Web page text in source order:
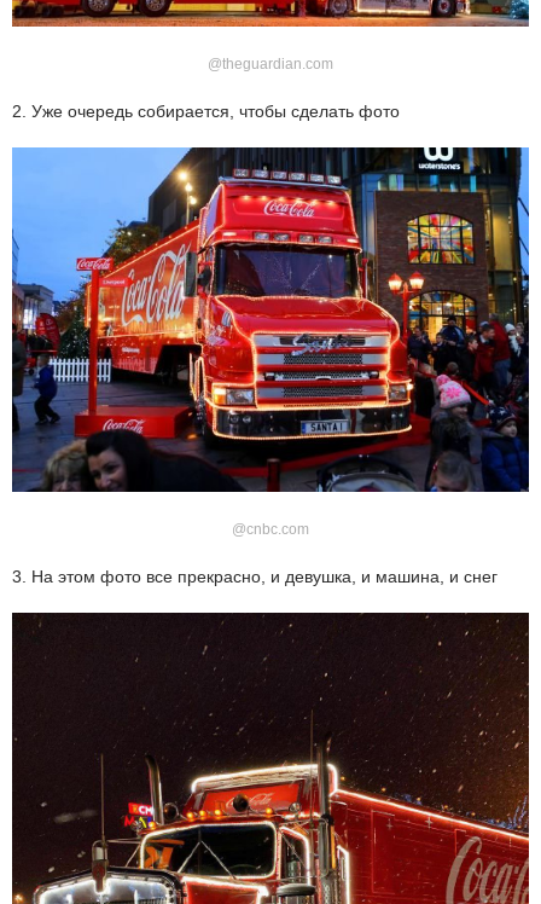
@theguardian.com
2. Уже очередь собирается, чтобы сделать фото
@cnbc.com
3. На этом фото все прекрасно, и девушка, и машина, и снег